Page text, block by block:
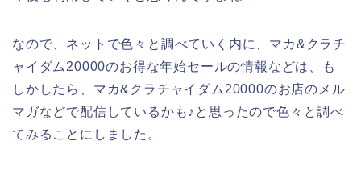
なので、ネットで色々と調べていく内に、マカ&クラチ
ャイダム20000のお得な年始セールの情報などは、も
しかしたら、マカ&クラチャイダム20000のお店のメル
マガなどで配信しているかも♪と思ったので色々と調べ
てみることにしました。